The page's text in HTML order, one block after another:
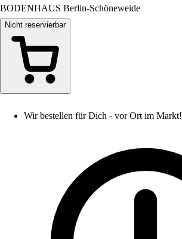
BODENHAUS Berlin-Schöneweide
Nicht reservierbar
Wir bestellen für Dich - vor Ort im Markt!